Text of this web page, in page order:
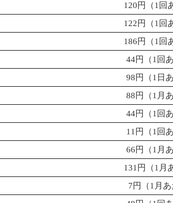
120 円（1回
122 円（1回
186 円（1回
44円（1回
98 円（1 日
88 円（1 月
44円（1回
11 円（1回
66 円（1 月
131 円（1 月
7 円（1 月あ